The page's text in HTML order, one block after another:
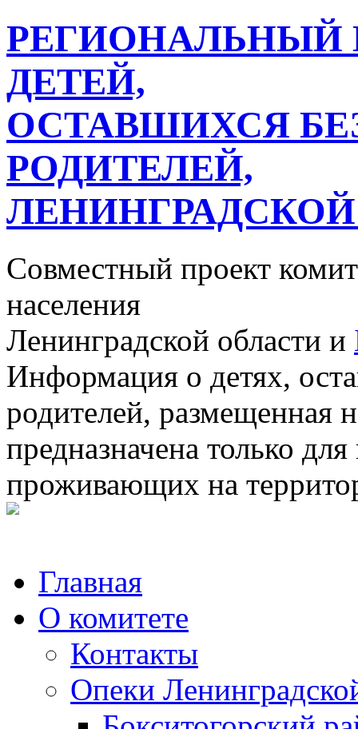
РЕГИОНАЛЬНЫЙ
ДЕТЕЙ,
ОСТАВШИХСЯ
РОДИТЕЛЕЙ,
Совместный проект
населения
Ленинградской области и
Информация о детях,
родителей, размещенная
предназначена только
проживающих на
Главная
О комитете
Контакты
Опеки